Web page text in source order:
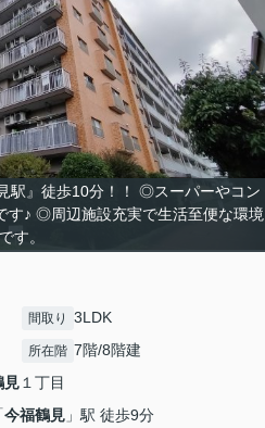
駅』徒歩10分！！ ◎スーパーやコン
す♪ ◎周辺施設充実で生活至便な環境
です。
間取り 3LDK
所在階 7階/8階建
見１丁目
今福鶴見 」駅 徒歩9分